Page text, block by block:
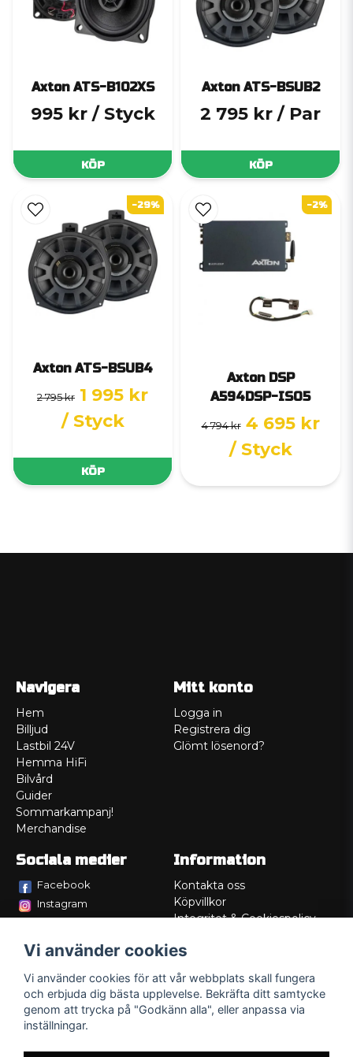
Axton ATS-B102XS
995 kr / Styck
KÖP
Axton ATS-BSUB2
2 795 kr / Par
KÖP
Axton ATS-BSUB4
2 795 kr 1 995 kr
/ Styck
KÖP
-29%
Axton DSP
A594DSP-ISO5
4 794 kr 4 695 kr
/ Styck
-2%
Navigera
Hem
Billjud
Lastbil 24V
Hemma HiFi
Bilvård
Guider
Sommarkampanj!
Merchandise
Mitt konto
Logga in
Registrera dig
Glömt lösenord?
Sociala medier
Facebook
Instagram
Information
Kontakta oss
Köpvillkor
Integritet & Cookiespolicy
Service/Garanti
Lådritning
Om oss
Vi använder cookies
Vi använder cookies för att vår webbplats skall fungera
och erbjuda dig bästa upplevelse. Bekräfta ditt samtycke
genom att trycka på "Godkänn alla", eller anpassa via
inställningar.